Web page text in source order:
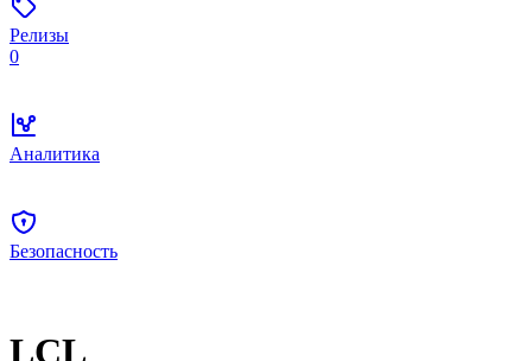
Релизы
0
Аналитика
Безопасность
LCL